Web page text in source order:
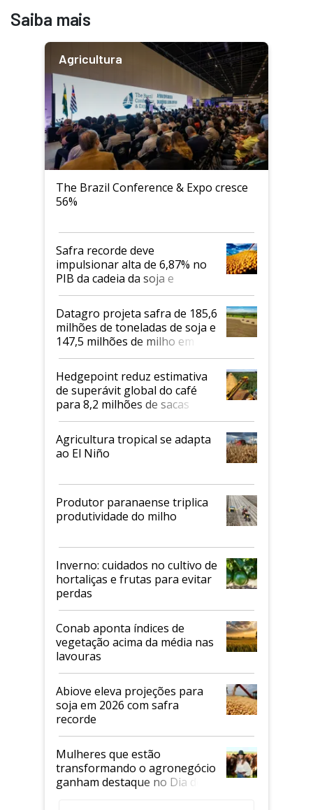
Saiba mais
Agricultura
The Brazil Conference & Expo cresce
56%
Safra recorde deve
impulsionar alta de 6,87% no
PIB da cadeia da soja e
biodiesel em 2026
Datagro projeta safra de 185,6
milhões de toneladas de soja e
147,5 milhões de milho em
2026/27
Hedgepoint reduz estimativa
de superávit global do café
para 8,2 milhões de sacas
Agricultura tropical se adapta
ao El Niño
Produtor paranaense triplica
produtividade do milho
Inverno: cuidados no cultivo de
hortaliças e frutas para evitar
perdas
Conab aponta índices de
vegetação acima da média nas
lavouras
Abiove eleva projeções para
soja em 2026 com safra
recorde
Mulheres que estão
transformando o agronegócio
ganham destaque no Dia do